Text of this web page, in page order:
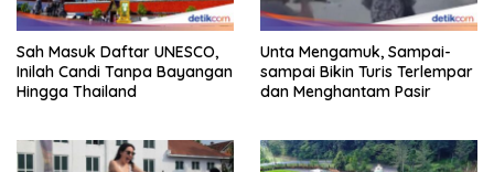
Sah Masuk Daftar UNESCO,
Inilah Candi Tanpa Bayangan
Hingga Thailand
Unta Mengamuk, Sampai-
sampai Bikin Turis Terlempar
dan Menghantam Pasir